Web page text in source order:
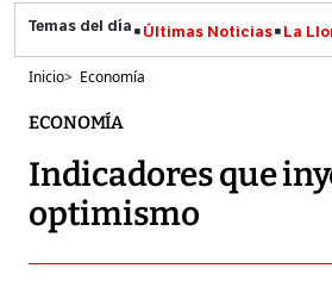
Últimas Noticias La
Inicio> Economía
ECONOMÍA
Indicadores que
optimismo